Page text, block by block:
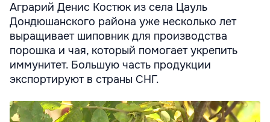
Аграрий Денис Костюк из села Цауль
Дондюшанского района уже несколько лет
выращивает шиповник для производства
порошка и чая, который помогает укрепить
иммунитет. Большую часть продукции
экспортируют в страны СНГ.